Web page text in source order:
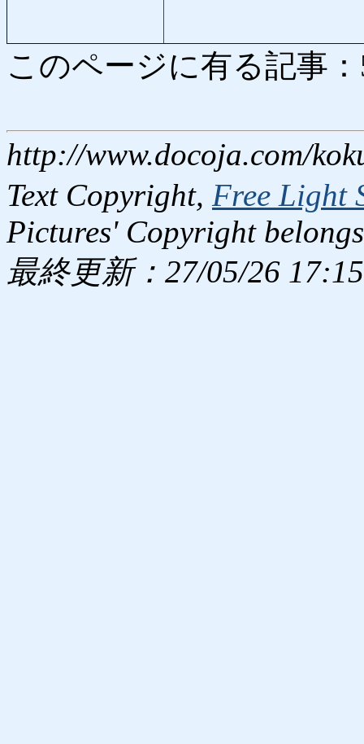
このページに有る記事
http://www.docoja.com/
Text Copyright, Free Light
Pictures' Copyright
最終更新：27/05/26 17:15